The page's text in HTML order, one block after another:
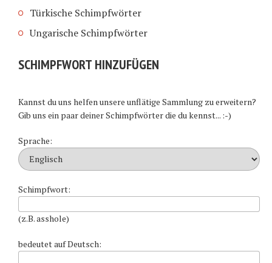
Türkische Schimpfwörter
Ungarische Schimpfwörter
SCHIMPFWORT HINZUFÜGEN
Kannst du uns helfen unsere unflätige Sammlung zu erweitern?
Gib uns ein paar deiner Schimpfwörter die du kennst... :-)
Sprache:
Schimpfwort:
(z.B. asshole)
bedeutet auf Deutsch: